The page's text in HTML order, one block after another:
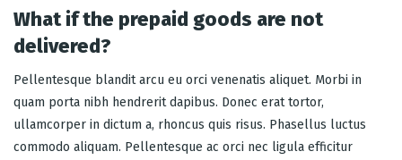
What if the prepaid goods are not
delivered?
Pellentesque blandit arcu eu orci venenatis aliquet. Morbi in
quam porta nibh hendrerit dapibus. Donec erat tortor,
ullamcorper in dictum a, rhoncus quis risus. Phasellus luctus
commodo aliquam. Pellentesque ac orci nec ligula efficitur